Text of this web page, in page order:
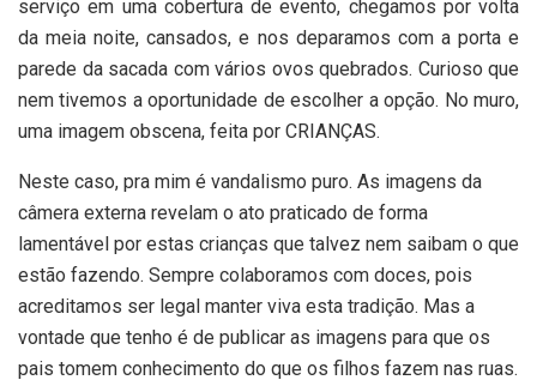
serviço em uma cobertura de evento, chegamos por volta
da meia noite, cansados, e nos deparamos com a porta e
parede da sacada com vários ovos quebrados. Curioso que
nem tivemos a oportunidade de escolher a opção. No muro,
uma imagem obscena, feita por CRIANÇAS.
Neste caso, pra mim é vandalismo puro. As imagens da
câmera externa revelam o ato praticado de forma
lamentável por estas crianças que talvez nem saibam o que
estão fazendo. Sempre colaboramos com doces, pois
acreditamos ser legal manter viva esta tradição. Mas a
vontade que tenho é de publicar as imagens para que os
pais tomem conhecimento do que os filhos fazem nas ruas.